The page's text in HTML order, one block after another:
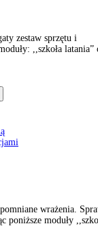
zestaw sprzętu i
,,szkoła latania”
wrażenia.
poniższe moduły